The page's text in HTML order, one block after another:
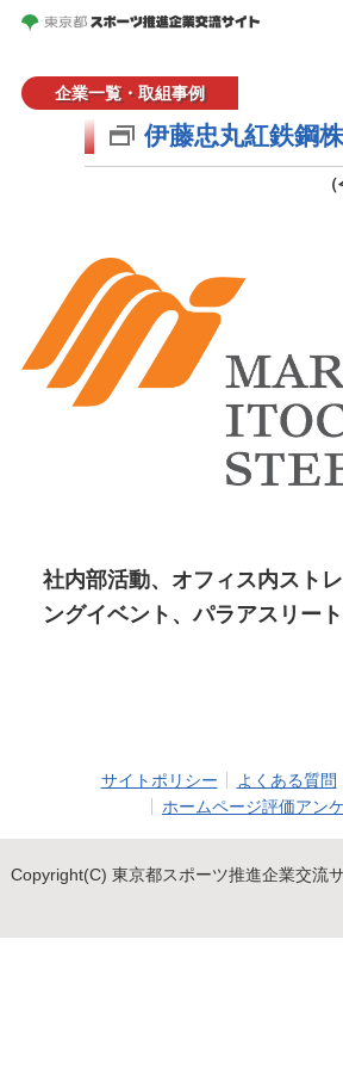
企業一覧・取組事例
伊藤忠丸紅鉄鋼
社内部活動、オフィス内スト
ングイベント、パラアスリー
サイトポリシー よくある質問
ホームページ評価アン
Copyright(C) 東京都スポーツ推進企業交流